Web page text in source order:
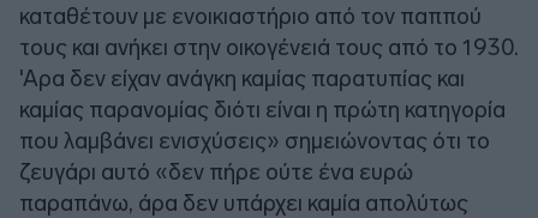
καταθέτουν με ενοικιαστήριο από τον παππού
τους και ανήκει στην οικογένειά τους από το 1930.
'Αρα δεν είχαν ανάγκη καμίας παρατυπίας και
καμίας παρανομίας διότι είναι η πρώτη κατηγορία
που λαμβάνει ενισχύσεις» σημειώνοντας ότι το
ζευγάρι αυτό «δεν πήρε ούτε ένα ευρώ
παραπάνω, άρα δεν υπάρχει καμία απολύτως